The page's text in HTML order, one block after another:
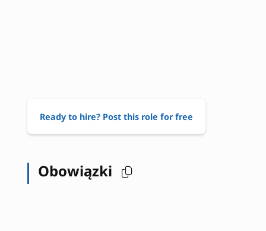
Ready to hire? Post this role for free
Obowiązki